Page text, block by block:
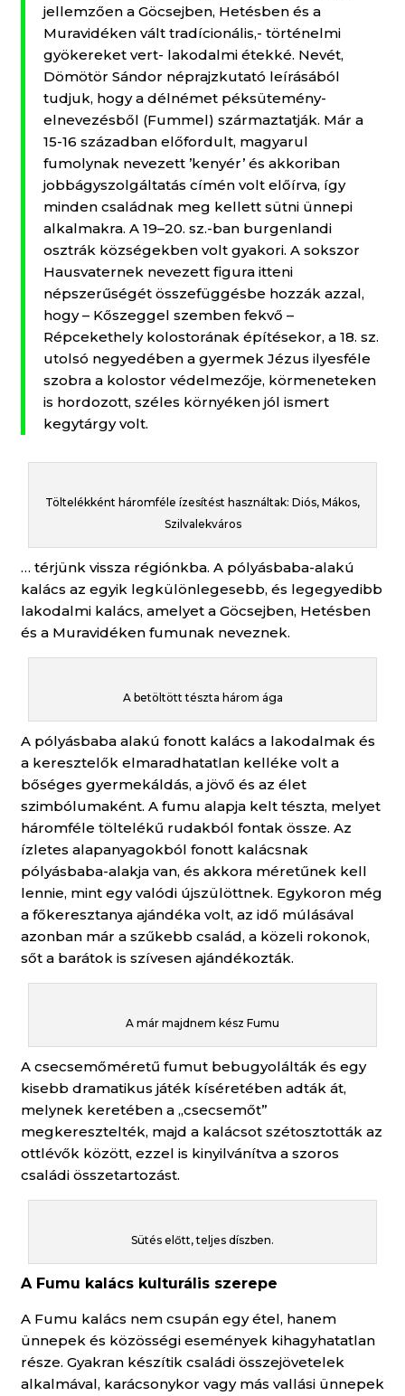
jellemzően a Göcsejben, Hetésben és a
Muravidéken vált tradícionális,- történelmi
gyökereket vert- lakodalmi étekké. Nevét,
Dömötör Sándor néprajzkutató leírásából
tudjuk, hogy a délnémet péksütemény-
elnevezésből (Fummel) származtatják. Már a
15-16 században előfordult, magyarul
fumolynak nevezett ’kenyér’ és akkoriban
jobbágyszolgáltatás címén volt előírva, így
minden családnak meg kellett sütni ünnepi
alkalmakra. A 19–20. sz.-ban burgenlandi
osztrák községekben volt gyakori. A sokszor
Hausvaternek nevezett figura itteni
népszerűségét összefüggésbe hozzák azzal,
hogy – Kőszeggel szemben fekvő –
Répcekethely kolostorának építésekor, a 18. sz.
utolsó negyedében a gyermek Jézus ilyesféle
szobra a kolostor védelmezője, körmeneteken
is hordozott, széles környéken jól ismert
kegytárgy volt.
Töltelékként háromféle ízesítést használtak: Diós, Mákos,
Szilvalekváros
… térjünk vissza régiónkba. A pólyásbaba-alakú
kalács az egyik legkülönlegesebb, és legegyedibb
lakodalmi kalács, amelyet a Göcsejben, Hetésben
és a Muravidéken fumunak neveznek.
A betöltött tészta három ága
A pólyásbaba alakú fonott kalács a lakodalmak és
a keresztelők elmaradhatatlan kelléke volt a
bőséges gyermekáldás, a jövő és az élet
szimbólumaként. A fumu alapja kelt tészta, melyet
háromféle töltelékű rudakból fontak össze. Az
ízletes alapanyagokból fonott kalácsnak
pólyásbaba-alakja van, és akkora méretűnek kell
lennie, mint egy valódi újszülöttnek. Egykoron még
a főkeresztanya ajándéka volt, az idő múlásával
azonban már a szűkebb család, a közeli rokonok,
sőt a barátok is szívesen ajándékozták.
A már majdnem kész Fumu
A csecsemőméretű fumut bebugyolálták és egy
kisebb dramatikus játék kíséretében adták át,
melynek keretében a „csecsemőt”
megkeresztelték, majd a kalácsot szétosztották az
ottlévők között, ezzel is kinyilvánítva a szoros
családi összetartozást.
Sütés előtt, teljes díszben.
A Fumu kalács kulturális szerepe
A Fumu kalács nem csupán egy étel, hanem
ünnepek és közösségi események kihagyhatatlan
része. Gyakran készítik családi összejövetelek
alkalmával, karácsonykor vagy más vallási ünnepek